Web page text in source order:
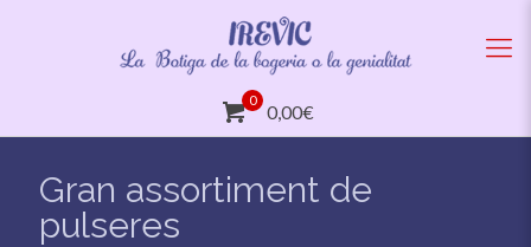
0
0,00€
Gran assortiment de
pulseres